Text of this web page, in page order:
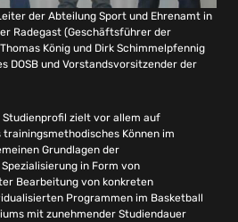
der Abteilung Sport und Ehrenamt in
Radegast (Geschäftsführer der
König und Dirk Schimmelpfennig
DOSB und Vorstandsvorsitzender der
zielt vor allem auf
Können im
Grundlagen der
in Form von
Bearbeitung von konkreten
Programmen im Basketball
mit zunehmender Studiendauer